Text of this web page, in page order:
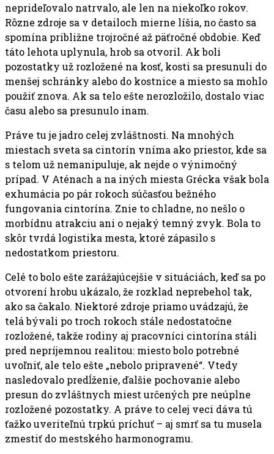
neprideľovalo natrvalo, ale len na niekoľko rokov.
Rôzne zdroje sa v detailoch mierne líšia, no často sa
spomína približne trojročné až päťročné obdobie. Keď
táto lehota uplynula, hrob sa otvoril. Ak boli
pozostatky už rozložené na kosť, kosti sa presunuli do
menšej schránky alebo do kostnice a miesto sa mohlo
použiť znova. Ak sa telo ešte nerozložilo, dostalo viac
času alebo sa presunulo inam.
Práve tu je jadro celej zvláštnosti. Na mnohých
miestach sveta sa cintorín vníma ako priestor, kde sa
s telom už nemanipuluje, ak nejde o výnimočný
prípad. V Aténach a na iných miesta Grécka však bola
exhumácia po pár rokoch súčasťou bežného
fungovania cintorína. Znie to chladne, no nešlo o
morbídnu atrakciu ani o nejaký temný zvyk. Bola to
skôr tvrdá logistika mesta, ktoré zápasilo s
nedostatkom priestoru.
Celé to bolo ešte zarážajúcejšie v situáciách, keď sa po
otvorení hrobu ukázalo, že rozklad neprebehol tak,
ako sa čakalo. Niektoré zdroje priamo uvádzajú, že
telá bývali po troch rokoch stále nedostatočne
rozložené, takže rodiny aj pracovníci cintorína stáli
pred nepríjemnou realitou: miesto bolo potrebné
uvoľniť, ale telo ešte „nebolo pripravené“. Vtedy
nasledovalo predĺženie, ďalšie pochovanie alebo
presun do zvláštnych miest určených pre neúplne
rozložené pozostatky. A práve to celej veci dáva tú
ťažko uveriteľnú trpkú príchuť – aj smrť sa tu musela
zmestiť do mestského harmonogramu.